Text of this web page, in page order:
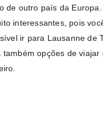
de outro país da
interessantes, pois
ir para Lausanne de
opções de